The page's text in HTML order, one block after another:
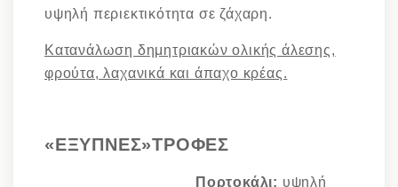
υψηλή περιεκτικότητα σε ζάχαρη.
Κατανάλωση δημητριακών ολικής άλεσης,
φρούτα, λαχανικά και άπαχο κρέας.
«ΕΞΥΠΝΕΣ»ΤΡΟΦΕΣ
Πορτοκάλι: υψηλή